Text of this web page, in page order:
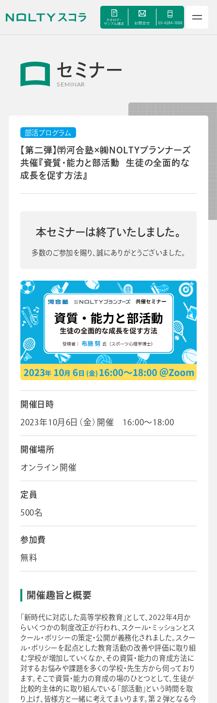
サービス
手帳甲子園
資料ダウンロード
先生の学び応援コラム
お知らせ
導入校向けデータベース
会社情報グループ会社プライバシーポリシー個人情報保護法利用規約
採用情報
セミナー
SEMINAR
部活プログラム
【第二弾】㈻河合塾×㈱NOLTYプランナーズ
共催『資質・能力と部活動​ ​ 生徒の全面的な
成長を促す方法​』
本セミナーは終了いたしました。
多数のご参加を賜り、誠にありがとうございました。
開催日時
2023年10月6日（金）開催 16:00～18:00
開催場所
オンライン開催
定員
500名
参加費
無料
開催趣旨と概要
「新時代に対応した高等学校教育」として、2022年4月か
らいくつかの制度改正が行われ、スクール・ミッションとス
クール・ポリシーの策定・公開が義務化されました。スクー
ル・ポリシーを起点とした教育活動の改善や評価に取り組
む学校が増加していくなか、その資質・能力の育成方法に
対するお悩みや課題を多くの学校・先生方から伺っており
ます。そこで資質・能力の育成の場のひとつとして、生徒が
比較的主体的に取り組んでいる「部活動」という時間を取
り上げ、皆様方と一緒に考えてまいります。第２弾となる今